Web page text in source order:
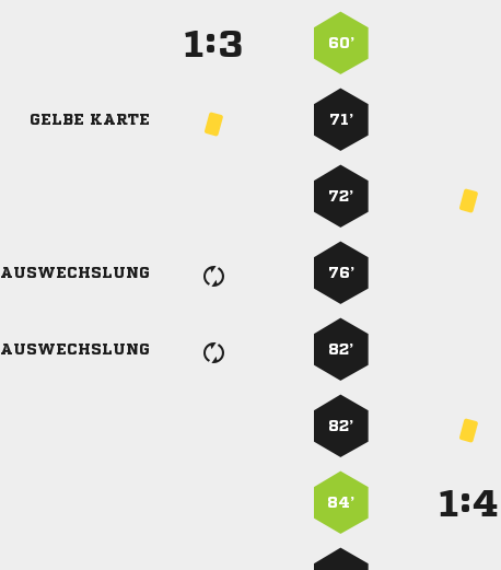
: 60’
GELBE KARTE 71’
72’
AUSWECHSLUNG 76’
AUSWECHSLUNG 82’
82’
84’ :